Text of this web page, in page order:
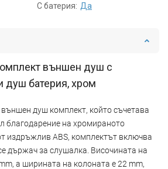
С батерия: Да
външен душ с
душ батерия, хром
външен душ комплект, който съчетава
благодарение на хромираното
издръжлив ABS, комплектът включва
държач за слушалка. Височината на
а ширината на колоната е 22 mm,